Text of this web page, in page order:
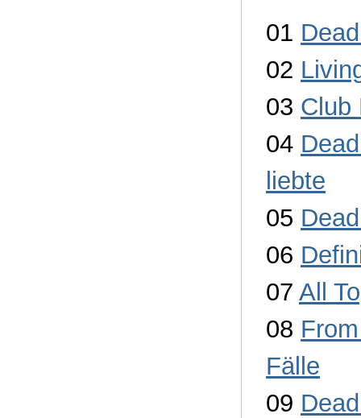
01
02
03 Club
04
liebte
05
06
07 All
08
Fälle
09